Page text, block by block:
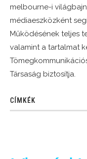
melbourne-i
médiaeszközként
Működésének teljes
valamint a tartalmat
Társaság biztosítja.
CÍMKÉK